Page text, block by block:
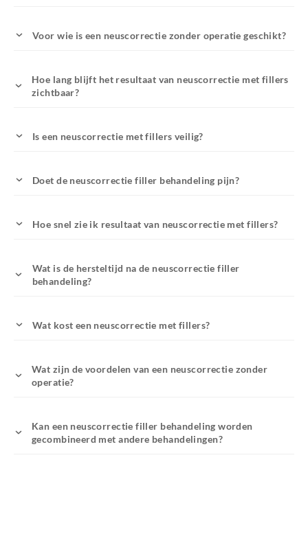
Voor wie is een neuscorrectie zonder operatie geschikt?
Hoe lang blijft het resultaat van neuscorrectie met fillers
zichtbaar?
Is een neuscorrectie met fillers veilig?
Doet de neuscorrectie filler behandeling pijn?
Hoe snel zie ik resultaat van neuscorrectie met fillers?
Wat is de hersteltijd na de neuscorrectie filler
behandeling?
Wat kost een neuscorrectie met fillers?
Wat zijn de voordelen van een neuscorrectie zonder
operatie?
Kan een neuscorrectie filler behandeling worden
gecombineerd met andere behandelingen?